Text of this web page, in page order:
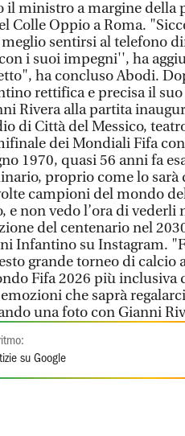
il ministro a margine della
Colle Oppio a Roma.
sentirsi al telefono
i suoi impegni'', ha
ha concluso Abodi.
rettifica e precisa il
Rivera alla partita
di Città del Messico,
dei Mondiali Fifa
1970, quasi 56 anni fa
proprio come lo sarà
campioni del mondo
non vedo l’ora di vederli
del centenario nel
Infantino su Instagram.
grande torneo di calcio
Fifa 2026 più inclusiva
che saprà
una foto con Gianni
su Google